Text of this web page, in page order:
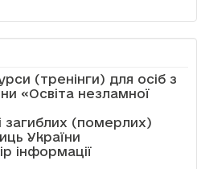
(тренінги) для осіб з
«Освіта незламної
загиблих (померлих)
України
інформації